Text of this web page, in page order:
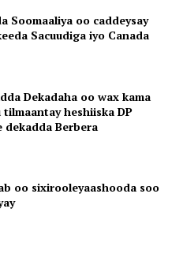
Soomaaliya oo caddeysay
Sacuudiga iyo Canada
Dekadaha oo wax kama
tilmaantay heshiiska DP
dekadda Berbera
oo sixirooleyaashooda soo